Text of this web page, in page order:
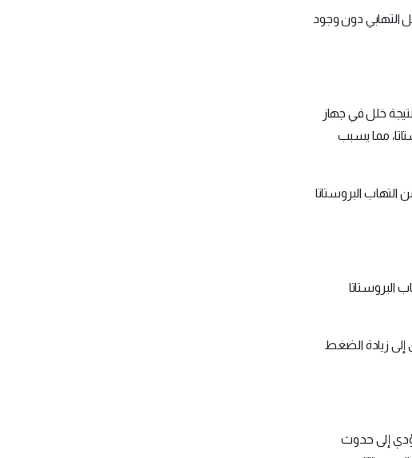
التهابي دون وجود
خلل في جهاز
مما يسبب
البروستاتا
البروستاتا
زيادة الضغط
إلى حدوث